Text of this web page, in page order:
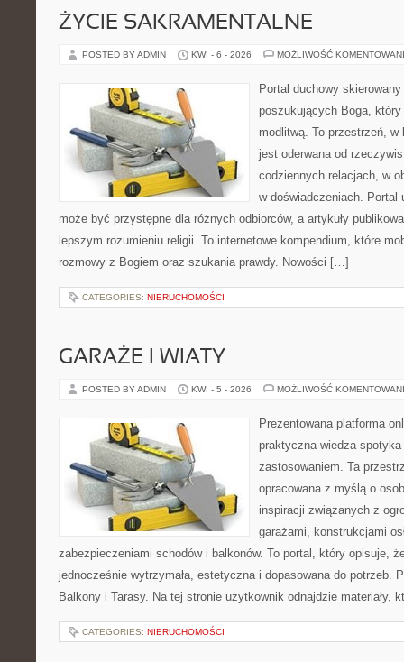
ŻYCIE SAKRAMENTALNE
POSTED BY ADMIN KWI - 6 - 2026 MOŻLIWOŚĆ
Portal duchowy
poszukujących Boga,
modlitwą. To przestrzeń,
jest oderwana od
codziennych relacjach, w
w doświadczeniach.
może być przystępne dla różnych odbiorców, a artykuły
lepszym rozumieniu religii. To internetowe kompendium, które
rozmowy z Bogiem oraz szukania prawdy. Nowości […]
CATEGORIES: NIERUCHOMOŚCI
GARAŻE I WIATY
POSTED BY ADMIN KWI - 5 - 2026 MOŻLIWOŚĆ
Prezentowana platforma
praktyczna wiedza
zastosowaniem. Ta
opracowana z myślą o
inspiracji związanych z
garażami, konstrukcjami
zabezpieczeniami schodów i balkonów. To portal, który opisuje,
jednocześnie wytrzymała, estetyczna i dopasowana do potrzeb.
Balkony i Tarasy. Na tej stronie użytkownik odnajdzie materiały,
CATEGORIES: NIERUCHOMOŚCI